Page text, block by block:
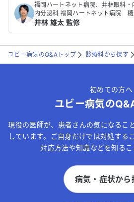
福岡ハートネット病院、井林眼科・
内分泌科 福岡ハートネット病院
井林 雄太 監修
ユビー病気のQ&Aトップ 診療科から探す
初めての方へ
ユビー病気の
現役の医師が、患者さんの気になるこ
しています。ご自身だけでは対処する
対応方法や知識などを知るこ
病気・症状から